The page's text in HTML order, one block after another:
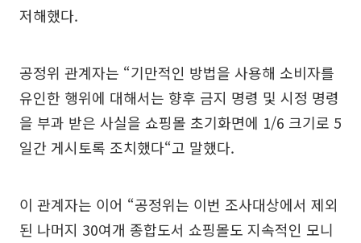
저해했다.
공정위 관계자는 “기만적인 방법을 사용해 소비자를
유인한 행위에 대해서는 향후 금지 명령 및 시정 명령
을 부과 받은 사실을 쇼핑몰 초기화면에 1/6 크기로 5
일간 게시토록 조치했다“고 말했다.
이 관계자는 이어 “공정위는 이번 조사대상에서 제외
된 나머지 30여개 종합도서 쇼핑몰도 지속적인 모니